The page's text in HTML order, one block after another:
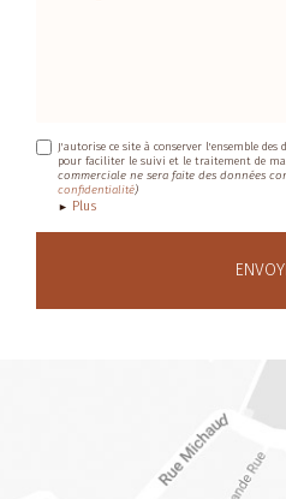
J'autorise ce site à conserver l'ensemble
pour faciliter le suivi et le traitement de
commerciale ne sera faite des données
confidentialité)
Plus